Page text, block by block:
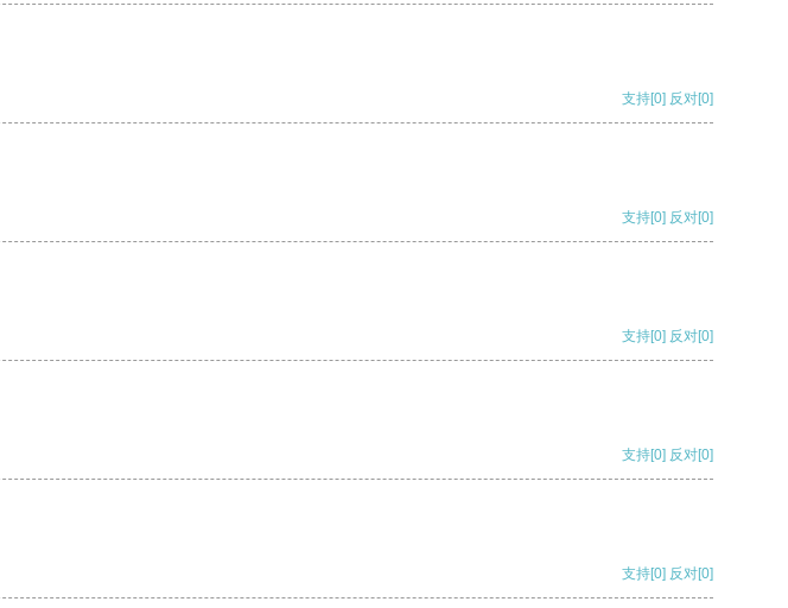
支持[0] 反对[0]
支持[0] 反对[0]
支持[0] 反对[0]
支持[0] 反对[0]
支持[0] 反对[0]